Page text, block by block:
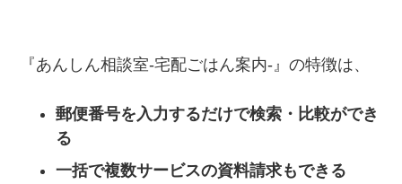
『あんしん相談室‐宅配ごはん案内‐』の特徴は、
郵便番号を入力するだけで検索・比較ができ
る
一括で複数サービスの資料請求もできる